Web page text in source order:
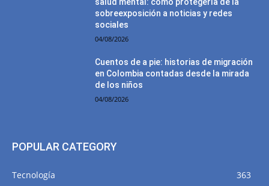
salud mental: cómo protegerla de la
sobreexposición a noticias y redes
sociales
04/08/2026
Cuentos de a pie: historias de migración
en Colombia contadas desde la mirada
de los niños
04/08/2026
POPULAR CATEGORY
Tecnología
363